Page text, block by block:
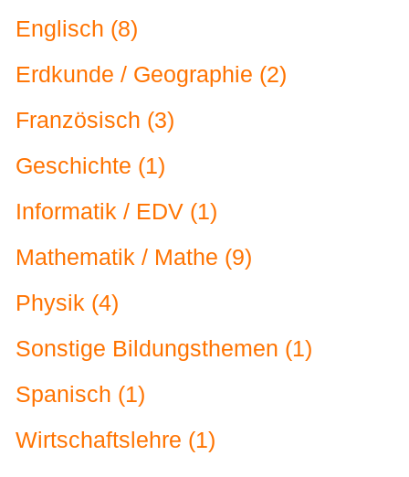
Englisch (8)
Erdkunde / Geographie (2)
Französisch (3)
Geschichte (1)
Informatik / EDV (1)
Mathematik / Mathe (9)
Physik (4)
Sonstige Bildungsthemen (1)
Spanisch (1)
Wirtschaftslehre (1)